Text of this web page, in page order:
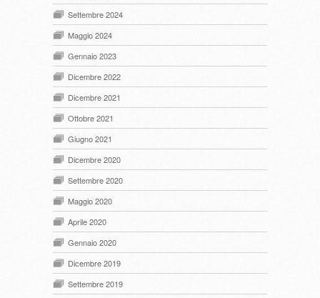
Settembre 2024
Maggio 2024
Gennaio 2023
Dicembre 2022
Dicembre 2021
Ottobre 2021
Giugno 2021
Dicembre 2020
Settembre 2020
Maggio 2020
Aprile 2020
Gennaio 2020
Dicembre 2019
Settembre 2019